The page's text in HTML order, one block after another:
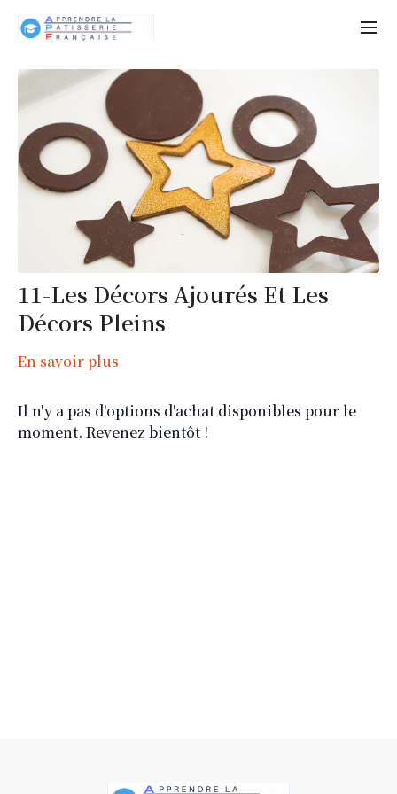
11-Les Décors Ajourés Et Les
Décors Pleins
En savoir plus
Il n'y a pas d'options d'achat disponibles pour le
moment. Revenez bientôt !